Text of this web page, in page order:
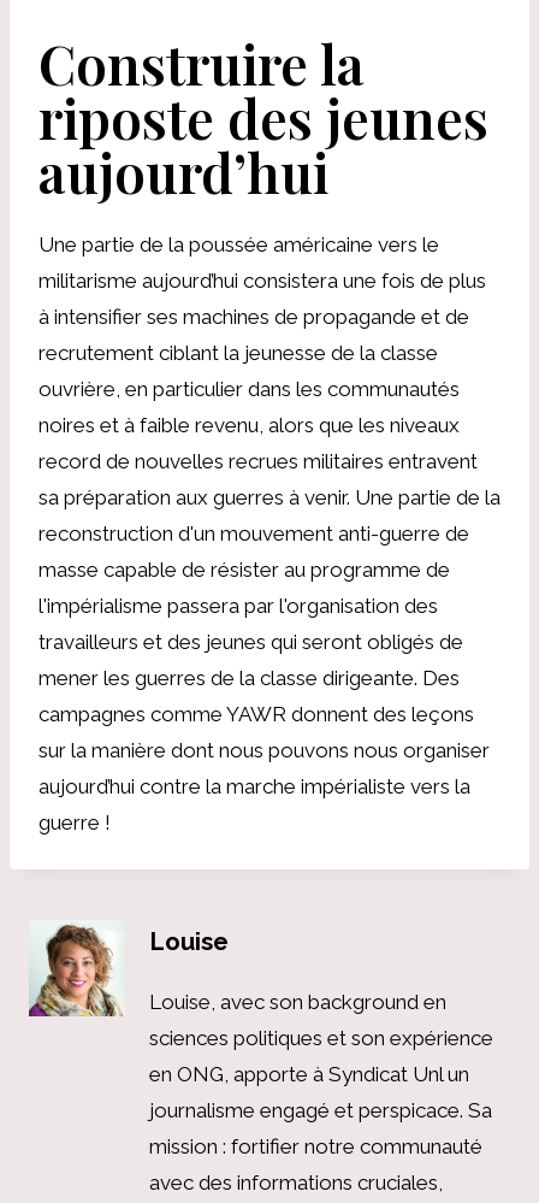
Construire la
riposte des jeunes
aujourd’hui
Une partie de la poussée américaine vers le
militarisme aujourd’hui consistera une fois de plus
à intensifier ses machines de propagande et de
recrutement ciblant la jeunesse de la classe
ouvrière, en particulier dans les communautés
noires et à faible revenu, alors que les niveaux
record de nouvelles recrues militaires entravent
sa préparation aux guerres à venir. Une partie de la
reconstruction d'un mouvement anti-guerre de
masse capable de résister au programme de
l'impérialisme passera par l'organisation des
travailleurs et des jeunes qui seront obligés de
mener les guerres de la classe dirigeante. Des
campagnes comme YAWR donnent des leçons
sur la manière dont nous pouvons nous organiser
aujourd’hui contre la marche impérialiste vers la
guerre !
Louise
Louise, avec son background en
sciences politiques et son expérience
en ONG, apporte à Syndicat Unl un
journalisme engagé et perspicace. Sa
mission : fortifier notre communauté
avec des informations cruciales,